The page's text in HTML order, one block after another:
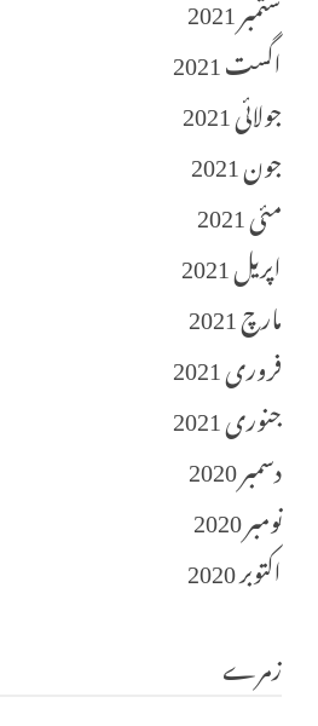
اگست 2021
جولائی 2021
جون 2021
مئی 2021
اپریل 2021
مارچ 2021
فروری 2021
جنوری 2021
دسمبر 2020
نومبر 2020
اکتوبر 2020
زمرے